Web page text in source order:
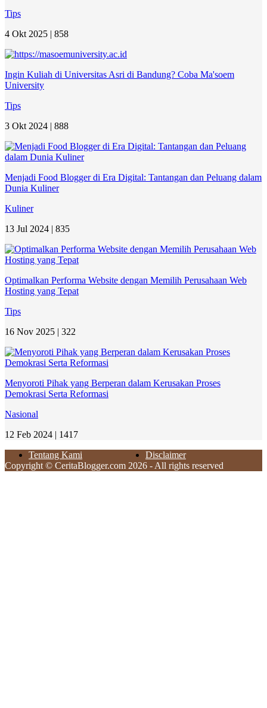
Tips
4 Okt 2025 | 858
Ingin Kuliah di Universitas Asri di Bandung? Coba Ma'soem
University
Tips
3 Okt 2024 | 888
Menjadi Food Blogger di Era Digital: Tantangan dan Peluang dalam
Dunia Kuliner
Kuliner
13 Jul 2024 | 835
Optimalkan Performa Website dengan Memilih Perusahaan Web
Hosting yang Tepat
Tips
16 Nov 2025 | 322
Menyoroti Pihak yang Berperan dalam Kerusakan Proses
Demokrasi Serta Reformasi
Nasional
12 Feb 2024 | 1417
Tentang Kami
Disclaimer
Copyright © CeritaBlogger.com 2026 - All rights reserved